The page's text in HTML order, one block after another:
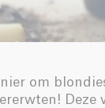
om
Deze